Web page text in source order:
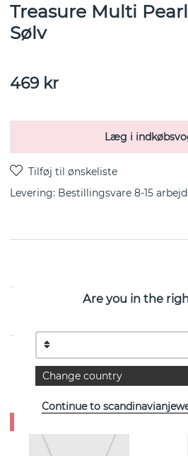
Treasure Multi
Sølv
469kr
Læg i
Levering: Bestillingsvare 8-15
Se flere
Are you in the
Change country
Continue to